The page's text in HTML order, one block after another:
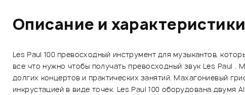
Описание и характеристики
Les Paul 100 превосходный инструмент для музыкантов,
все что нужно чтобы получать превосходный звук Les Paul
долгих концертов и практических занятий. Махагониевый
инкрустацией в виде точек. Les Paul 100 оборудована